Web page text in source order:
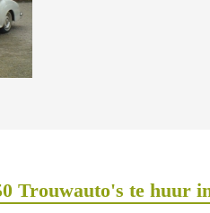
Trouwauto's te huur